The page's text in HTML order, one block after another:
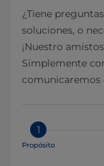
¿Tiene
soluciones, o
¡Nuestro
Simplemente
comunicaremos
1
Propósito